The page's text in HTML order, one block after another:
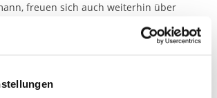
freuen sich auch weiterhin über
selbstverständlich Fotos vom
fertigen Plätzchen.